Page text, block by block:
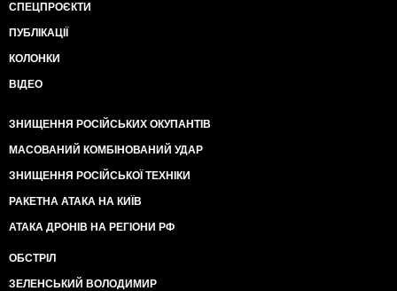
СПЕЦПРОЄКТИ
ПУБЛІКАЦІЇ
КОЛОНКИ
ВІДЕО
ЗНИЩЕННЯ РОСІЙСЬКИХ ОКУПАНТІВ
МАСОВАНИЙ КОМБІНОВАНИЙ УДАР
ЗНИЩЕННЯ РОСІЙСЬКОЇ ТЕХНІКИ
РАКЕТНА АТАКА НА КИЇВ
АТАКА ДРОНІВ НА РЕГІОНИ РФ
ОБСТРІЛ
ЗЕЛЕНСЬКИЙ ВОЛОДИМИР